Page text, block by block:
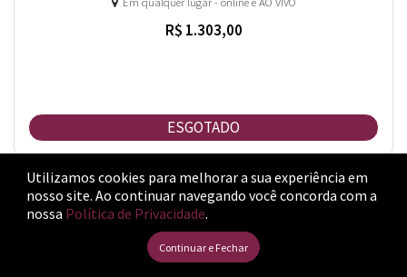
R$ 1.303,00
ESGOTADO
ESGOTADO
Utilizamos cookies para melhorar a sua experiência em
nosso site. Ao continuar navegando você concorda com a
nossa Política de Privacidade.
Continuar e Fechar